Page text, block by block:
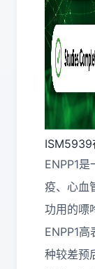
ISM5939
ENPP1
疫、心血
功用的嘌
ENPP1
种较差预